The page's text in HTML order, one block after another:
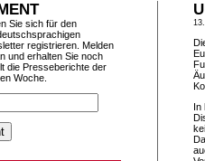
In
Sie sich für den
registrieren. Melden
und erhalten Sie noch
die Presseberichte der
Woche.